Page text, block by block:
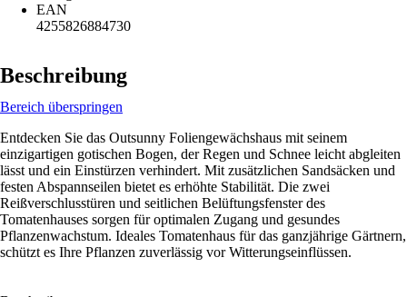
EAN
4255826884730
Beschreibung
Bereich überspringen
Entdecken Sie das Outsunny Foliengewächshaus mit seinem
einzigartigen gotischen Bogen, der Regen und Schnee leicht abgleiten
lässt und ein Einstürzen verhindert. Mit zusätzlichen Sandsäcken und
festen Abspannseilen bietet es erhöhte Stabilität. Die zwei
Reißverschlusstüren und seitlichen Belüftungsfenster des
Tomatenhauses sorgen für optimalen Zugang und gesundes
Pflanzenwachstum. Ideales Tomatenhaus für das ganzjährige Gärtnern,
schützt es Ihre Pflanzen zuverlässig vor Witterungseinflüssen.